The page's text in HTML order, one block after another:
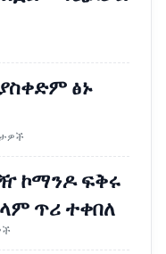
ፅኑ
ኮማንዶ ፍቅሩ
ጥሪ ተቀበለ